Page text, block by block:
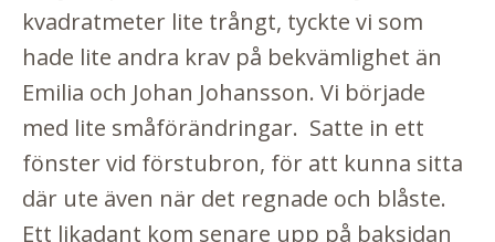
kvadratmeter lite trångt, tyckte vi som
hade lite andra krav på bekvämlighet än
Emilia och Johan Johansson. Vi började
med lite småförändringar. Satte in ett
fönster vid förstubron, för att kunna sitta
där ute även när det regnade och blåste.
Ett likadant kom senare upp på baksidan